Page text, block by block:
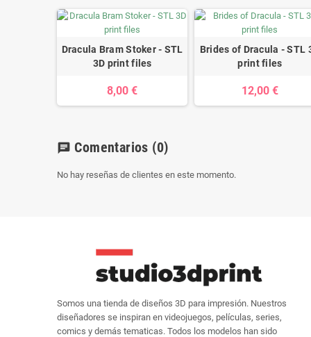
Dracula Bram Stoker - STL
3D print files
8,00 €
Brides of Dracula - STL
print files
12,00 €
chat Comentarios (0)
No hay reseñas de clientes en este momento.
Somos una tienda de diseños 3D para impresión. Nuestros
diseñadores se inspiran en videojuegos, películas, series,
comics y demás tematicas. Todos los modelos han sido